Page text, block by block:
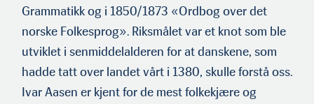
Grammatikk og i 1850/1873 «Ordbog over det
norske Folkesprog». Riksmålet var et knot som ble
utviklet i senmiddelalderen for at danskene, som
hadde tatt over landet vårt i 1380, skulle forstå oss.
Ivar Aasen er kjent for de mest folkekjære og